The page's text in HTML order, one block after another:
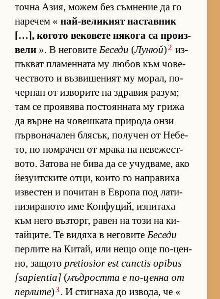
точна Азия, мо­жем без съм­не­ние да го
на­ре­чем « най-ве­ли­кият нас­тав­ник
[…], ко­гото ве­ко­вете ня­кога са про­из­
вели ». В не­го­вите Беседи (Лунюй) 2 из­
пък­ват пла­мен­ната му лю­бов към чо­ве­
чес­т­вото и въз­ви­ше­ният му мо­рал, по­
чер­пан от из­во­рите на здра­вия ра­зум;
там се про­я­вява пос­то­ян­ната му грижа
да върне на чо­веш­ката при­рода онзи
пър­во­на­ча­лен бля­сък, по­лу­чен от Не­бе­
то, но пом­ра­чен от мрака на не­ве­жес­т­
во­то. За­това не бива да се учуд­ва­ме, ако
йе­зу­ит­с­ките от­ци, ко­ито го нап­ра­виха
из­вес­тен и по­чи­тан в Ев­ропа под ла­ти­
ни­зи­ра­ното име Кон­фу­ций, из­пи­таха
към него въз­торг, ра­вен на този на ки­
тай­ци­те. Те ви­дяха в не­го­вите Беседи
пер­лите на Ки­тай, или нещо още по-цен­
но, за­щото pretiosior est cunctis opibus
[sapientia] (мъд­ростта е по-ценна от
пер­лите)3. И стиг­наха до из­во­да, че «